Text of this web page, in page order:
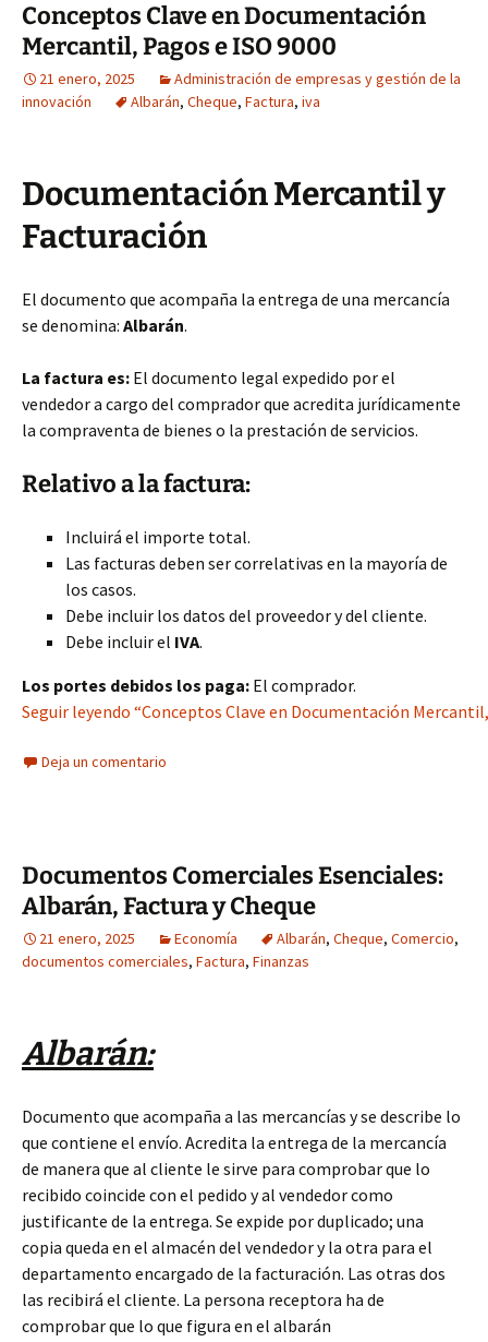
Conceptos Clave en Documentación
Mercantil, Pagos e ISO 9000
21 enero, 2025
Administración de empresas y gestión de la
innovación
Albarán, Cheque, Factura, iva
Documentación Mercantil y
Facturación
El documento que acompaña la entrega de una mercancía
se denomina: Albarán.
La factura es: El documento legal expedido por el
vendedor a cargo del comprador que acredita jurídicamente
la compraventa de bienes o la prestación de servicios.
Relativo a la factura:
Incluirá el importe total.
Las facturas deben ser correlativas en la mayoría de
los casos.
Debe incluir los datos del proveedor y del cliente.
Debe incluir el IVA.
Los portes debidos los paga: El comprador.
Seguir leyendo “Conceptos Clave en Documentación Mercantil,
Deja un comentario
Documentos Comerciales Esenciales:
Albarán, Factura y Cheque
21 enero, 2025 Economía Albarán, Cheque, Comercio,
documentos comerciales, Factura, Finanzas
Albarán:
Documento que acompaña a las mercancías y se describe lo
que contiene el envío. Acredita la entrega de la mercancía
de manera que al cliente le sirve para comprobar que lo
recibido coincide con el pedido y al vendedor como
justificante de la entrega. Se expide por duplicado; una
copia queda en el almacén del vendedor y la otra para el
departamento encargado de la facturación. Las otras dos
las recibirá el cliente. La persona receptora ha de
comprobar que lo que figura en el albarán